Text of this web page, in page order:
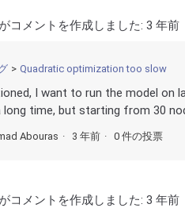
コメントを作成しました: 3 年前
Quadratic optimization too slow
I want to run the model on
time, but starting from 30
Abouras 3 年前 0 件の投票
コメントを作成しました: 3 年前